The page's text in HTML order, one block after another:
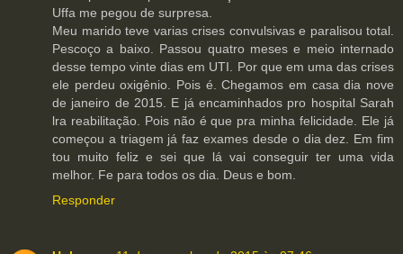
Uffa me pegou de surpresa.
Meu marido teve varias crises convulsivas e paralisou total.
Pescoço a baixo. Passou quatro meses e meio internado
desse tempo vinte dias em UTI. Por que em uma das crises
ele perdeu oxigênio. Pois é. Chegamos em casa dia nove
de janeiro de 2015. E já encaminhados pro hospital Sarah
lra reabilitação. Pois não é que pra minha felicidade. Ele já
começou a triagem já faz exames desde o dia dez. Em fim
tou muito feliz e sei que lá vai conseguir ter uma vida
melhor. Fe para todos os dia. Deus e bom.
Responder